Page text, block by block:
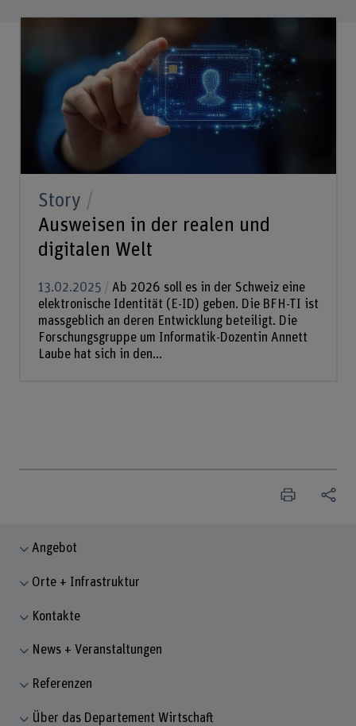
Story
Ausweisen in der realen und
digitalen Welt
13.02.2025
Ab 2026 soll es in der Schweiz eine
elektronische Identität (E-ID) geben. Die BFH-TI ist
massgeblich an deren Entwicklung beteiligt. Die
Forschungsgruppe um Informatik-Dozentin Annett
Laube hat sich in den...
Angebot
Orte + Infrastruktur
Kontakte
News + Veranstaltungen
Referenzen
Über das Departement Wirtschaft